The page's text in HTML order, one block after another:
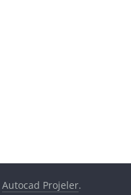
Autocad Projeler.